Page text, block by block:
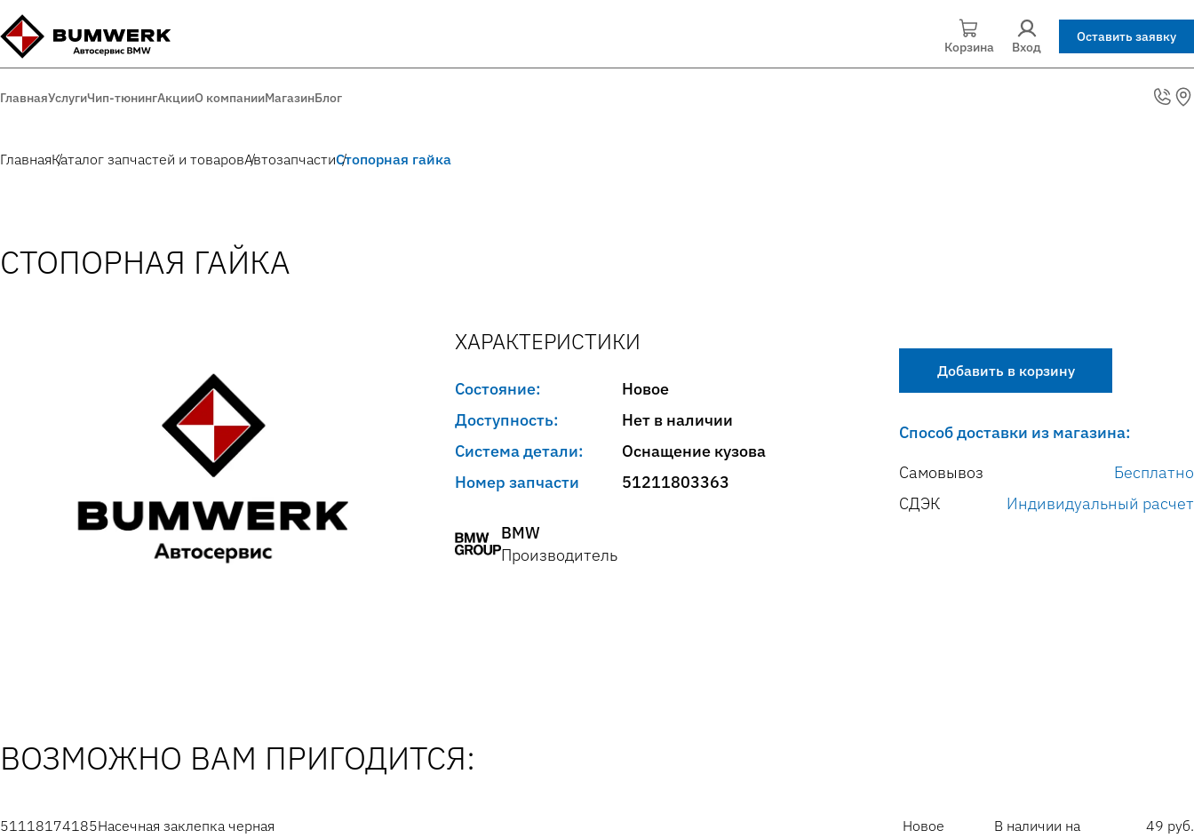
Корзина Вход
Оставить заявку
ГлавнаяУслугиЧип-тюнингАкцииО компанииМагазинБлог
ГлавнаяКаталог запчастей и товаровАвтозапчастиСтопорная гайка
СТОПОРНАЯ ГАЙКА
ХАРАКТЕРИСТИКИ
Состояние:
Новое
Доступность:
Нет в наличии
Система детали:
Оснащение кузова
Номер запчасти
51211803363
BMW
Производитель
Добавить в корзину
Способ доставки из магазина:
Самовывоз
Бесплатно
СДЭК
Индивидуальный расчет
ВОЗМОЖНО ВАМ ПРИГОДИТСЯ:
51118174185Насечная заклепка черная Новое
В наличии на
49 руб.